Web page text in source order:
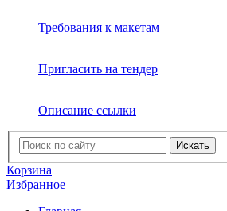
Требования к макетам
Пригласить на тендер
Описание ссылки
Искать
Корзина
Избранное